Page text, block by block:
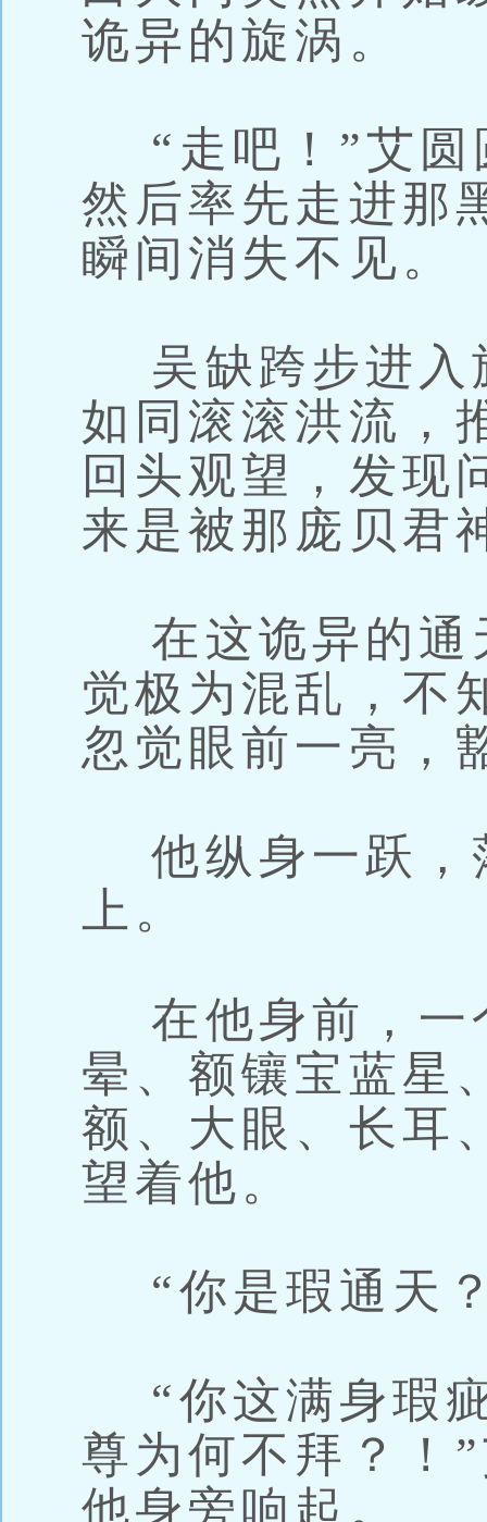
诡异的旋涡。
“走吧！”艾圆
然后率先走进那
瞬间消失不见。
吴缺跨步进入
如同滚滚洪流，
回头观望，发现
来是被那庞贝君
在这诡异的通
觉极为混乱，不
忽觉眼前一亮，
他纵身一跃，
上。
在他身前，一
晕、额镶宝蓝星
额、大眼、长耳
望着他。
“你是瑕通天
“你这满身瑕
尊为何不拜？！
他身旁响起。